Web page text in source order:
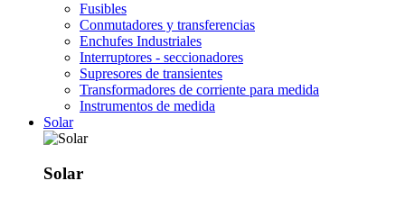
Fusibles
Conmutadores y transferencias
Enchufes Industriales
Interruptores - seccionadores
Supresores de transientes
Transformadores de corriente para medida
Instrumentos de medida
Solar
Solar